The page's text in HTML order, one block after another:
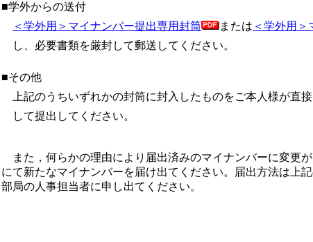
■学外からの送付
＜学外用＞マイナンバー提出専用封筒
または ＜学外用
し、必要書類を厳封して郵送してください。
■その他
上記のうちいずれかの封筒に封入したものをご本人様が直
して提出してください。
また，何らかの理由により届出済みのマイナンバーに変更
にて新たなマイナンバーを届け出てください。届出方法は上
部局の人事担当者に申し出てください。